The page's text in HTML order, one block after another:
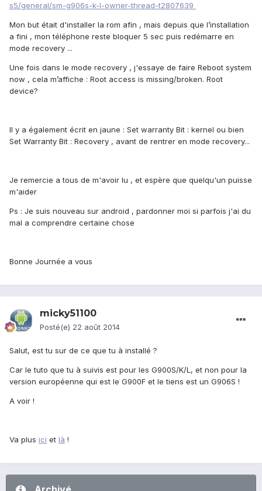
s5/general/sm-g906s-k-l-owner-thread-t2807639
Mon but était d'installer la rom afin , mais depuis que l’installation
a fini , mon téléphone reste bloquer 5 sec puis redémarre en
mode recovery ...
Une fois dans le mode recovery , j'essaye de faire Reboot system
now , cela m’affiche : Root access is missing/broken. Root
device?
Il y a également écrit en jaune : Set warranty Bit : kernel ou bien
Set Warranty Bit : Recovery , avant de rentrer en mode recovery...
Je remercie a tous de m'avoir lu , et espère que quelqu'un puisse
m'aider
Ps : Je suis nouveau sur android , pardonner moi si parfois j'ai du
mal a comprendre certaine chose
Bonne Journée a vous
micky51100
Posté(e) 22 août 2014
Salut, est tu sur de ce que tu à installé ?
Car le tuto que tu à suivis est pour les G900S/K/L, et non pour la
version européenne qui est le G900F et le tiens est un G906S !
A voir !
Va plus ici et là !